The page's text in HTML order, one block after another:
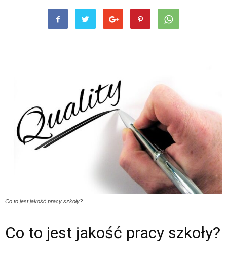
Co to jest jakość pracy szkoły?
Co to jest jakość pracy szkoły?